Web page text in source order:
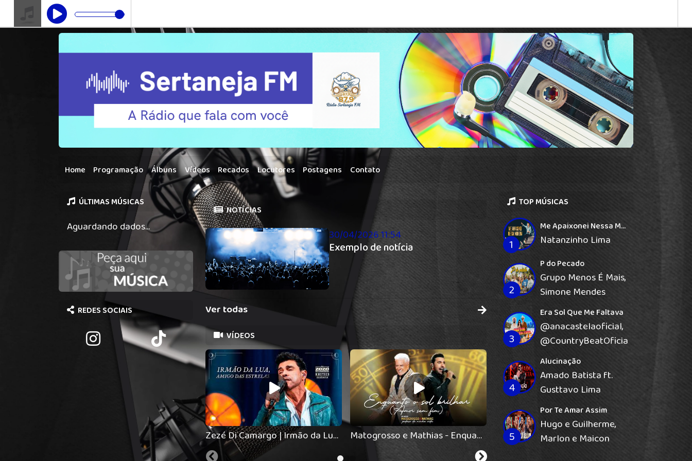
Home Programação Álbuns Vídeos Recados Locutores Postagens Contato
ÚLTIMAS MÚSICAS
Aguardando dados...
REDES SOCIAIS
NOTÍCIAS
30/04/2026 11:54
Exemplo de notícia
Ver todas
VÍDEOS
Zezé Di Camargo | Irmão da Lua, Amigo das Estrelas - Rústico - Essência (Videoclipe Oficial) Matogrosso e Mathias - Enquanto o Sol Brilhar (Amor Sem Fim) - (DVD 50 Anos: Pedaço de Minha Vida)
TOP MÚSICAS
1
Me Apaixonei Nessa Morena
Natanzinho Lima
2
P do Pecado
Grupo Menos É Mais,
Simone Mendes
3
Era Sol Que Me Faltava
‪@anacastelaoficial‬,
‪@CountryBeatOficial‬
4
Alucinação
Amado Batista ft.
Gusttavo Lima
5
Por Te Amar Assim
Hugo e Guilherme,
Marlon e Maicon